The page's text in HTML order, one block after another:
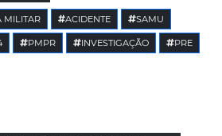
MILITAR ACIDENTE SAMU
PMPR INVESTIGAÇÃO PRE